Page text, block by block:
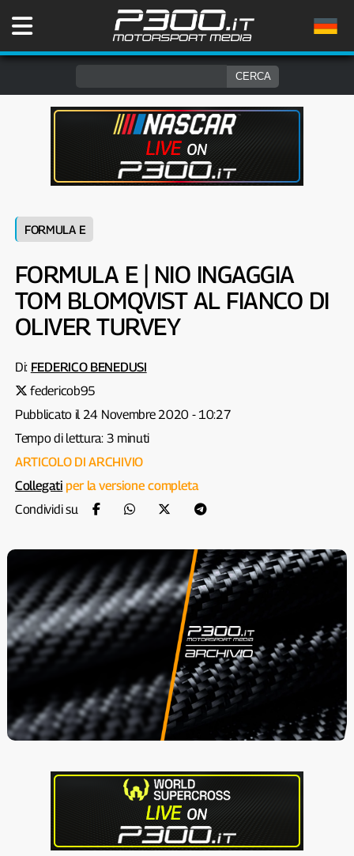
FORMULA E
FORMULA E | NIO INGAGGIA
TOM BLOMQVIST AL FIANCO DI
OLIVER TURVEY
Di: FEDERICO BENEDUSI
federicob95
Pubblicato il 24 Novembre 2020 - 10:27
Tempo di lettura: 3 minuti
ARTICOLO DI ARCHIVIO
Collegati per la versione completa
Condividi su